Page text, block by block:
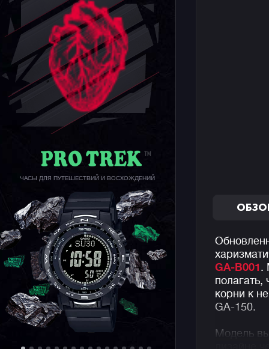
ЧАСЫ ДЛЯ ПУТЕШЕСТВИЙ И ВОСХОЖДЕНИЙ
GA-B001 .
полагать,
корни к
GA-150.
Модель